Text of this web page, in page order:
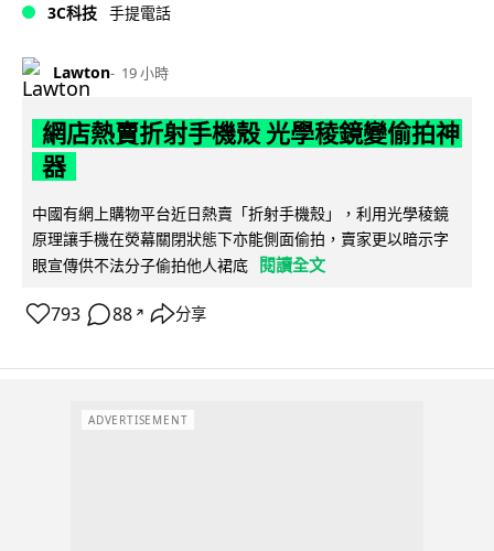
3C科技 手提電話
Lawton 19 小時
網店熱賣折射手機殼 光學稜鏡變偷拍神
器
中國有網上購物平台近日熱賣「折射手機殼」，利用光學稜鏡
原理讓手機在熒幕關閉狀態下亦能側面偷拍，賣家更以暗示字
眼宣傳供不法分子偷拍他人裙底 閱讀全文
793 88 ↗ 分享
ADVERTISEMENT